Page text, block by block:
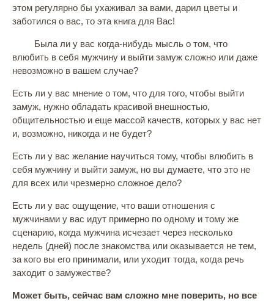
этом регулярно бы ухаживал за вами, дарил цветы и
заботился о вас, то эта книга для Вас!
Была ли у вас когда-нибудь мысль о том, что
влюбить в себя мужчину и выйти замуж сложно или даже
невозможно в вашем случае?
Есть ли у вас мнение о том, что для того, чтобы выйти
замуж, нужно обладать красивой внешностью,
общительностью и еще массой качеств, которых у вас нет
и, возможно, никогда и не будет?
Есть ли у вас желание научиться тому, чтобы влюбить в
себя мужчину и выйти замуж, но вы думаете, что это не
для всех или чрезмерно сложное дело?
Есть ли у вас ощущение, что ваши отношения с
мужчинами у вас идут примерно по одному и тому же
сценарию, когда мужчина исчезает через несколько
недель (дней) после знакомства или оказывается не тем,
за кого вы его принимали, или уходит тогда, когда речь
заходит о замужестве?
Может быть, сейчас вам сложно мне поверить, но все